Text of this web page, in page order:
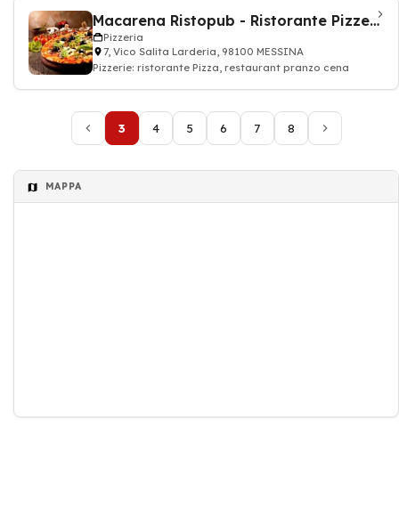
Macarena Ristopub - Ristorante Pizzeria
Pizzeria
7, Vico Salita Larderia, 98100 MESSINA
Pizzerie: ristorante Pizza, restaurant pranzo cena
3 4 5 6 7 8
MAPPA